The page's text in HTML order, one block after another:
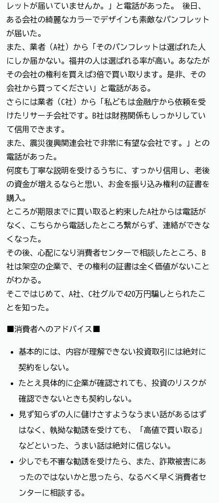
レットが届いていませんか。」と電話があった。 後日、
ある会社の綺麗なカラーでデザインも素敵なパンフレット
が届いた。
また、業者（A社）から「そのパンフレットは選ばれた人
にしか届かない。福井の人は選ばれる率が高い。あなたが
その会社の権利を買えば3倍で買い取ります。是非、その
会社から買ってください」と電話がある。
さらには業者（C社）から「私どもは金融庁から依頼を受
けたリサーチ会社です。B社は財務関係もしっかりしてい
て信用できます。
また、震災復興関連会社で非常に有望な会社です。」との
電話があった。
何度も丁寧な説明を受けるうちに、すっかり信用し、老後
の資金が増えるならと思い、お金を振り込み権利の証書を
購入。
ところが期限までに買い取ると約束したA社からは電話が
なく、こちらから電話したところ繋がらず、連絡ができな
くなった。
その後、心配になり消費者センターで相談したところ、B
社は架空の企業で、その権利の証書は全く価値がないこと
がわかる。
そこではじめて、A社、C社グルで420万円騙しとられたこ
とを知った。
■消費者へのアドバイス■
基本的には、内容が理解できない投資取引には絶対に
契約をしない。
たとえ具体的に企業が確認されても、投資のリスクが
確認できないときも契約しない。
見ず知らずの人に儲けさすようなうまい話があるはず
はなく、執拗な勧誘を受けても、「高値で買い取る」
などといった、うまい話は絶対に信じない。
少しでも不審な勧誘を受けたら、また、詐欺被害にあ
ったのではないかと思ったら、なるべく早く消費者セ
ンターに相談する。